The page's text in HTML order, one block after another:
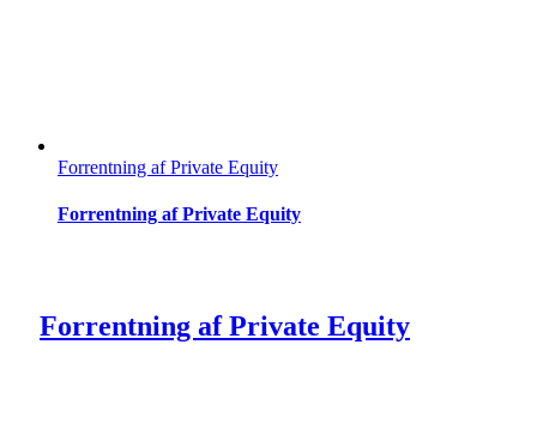
Forrentning af Private Equity
Forrentning af Private Equity
Forrentning af Private Equity